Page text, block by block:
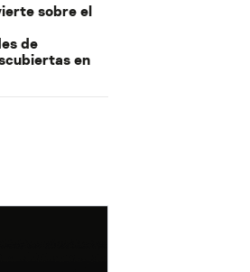
sobre el
de
en